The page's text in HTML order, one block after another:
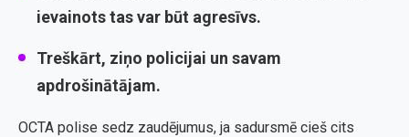
ievainots tas var būt agresīvs.
Treškārt, ziņo policijai un savam
apdrošinātājam.
OCTA polise sedz zaudējumus, ja sadursmē cieš cits